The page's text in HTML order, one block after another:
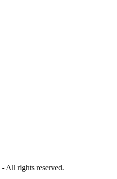
- All rights reserved.